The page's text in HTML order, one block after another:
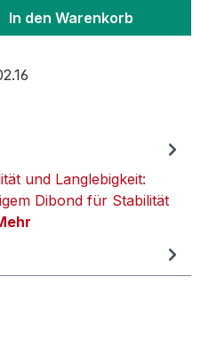
den
In den Warenkorb
und Langlebigkeit:
Dibond für Stabilität